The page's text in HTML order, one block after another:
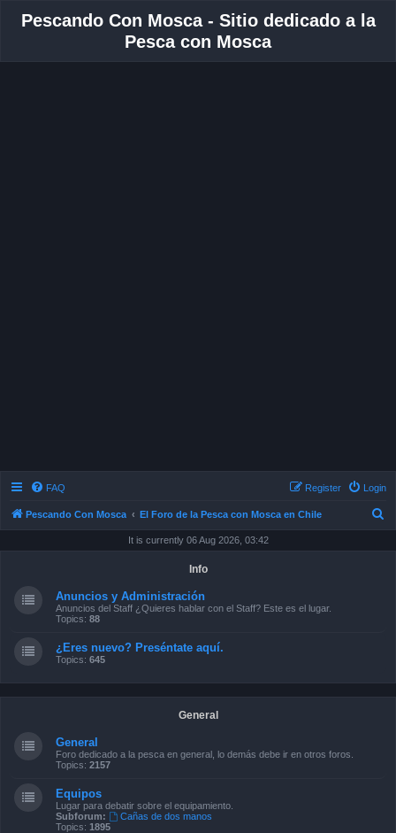
Pescando Con Mosca - Sitio dedicado a la
Pesca con Mosca
FAQ Login
Register
Pescando Con Mosca El Foro de la Pesca con Mosca en Chile
It is currently 06 Aug 2026, 03:42
Info
Anuncios y Administración
Anuncios del Staff ¿Quieres hablar con el Staff? Este es el lugar.
Topics: 88
¿Eres nuevo? Preséntate aquí.
Topics: 645
General
General
Foro dedicado a la pesca en general, lo demás debe ir en otros foros.
Topics: 2157
Equipos
Lugar para debatir sobre el equipamiento.
Subforum:
Cañas de dos manos
Topics: 1895